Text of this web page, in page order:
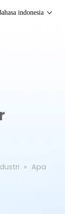
indonesia
» Apa